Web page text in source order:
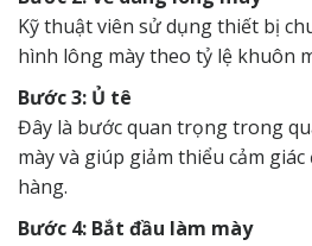
Kỹ thuật viên sử dụng thiết bị
hình lông mày theo tỷ lệ khuôn
Bước 3: Ủ tê
Đây là bước quan trọng trong
mày và giúp giảm thiểu cảm
hàng.
Bước 4: Bắt đầu làm mày